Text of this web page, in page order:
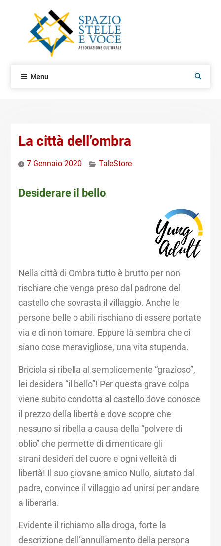
Menu Search
La città dell’ombra
7 Gennaio 2020 TaleStore
Desiderare il bello
Nella città di Ombra tutto è brutto per non
rischiare che venga preso dal padrone del
castello che sovrasta il villaggio. Anche le
persone belle o abili rischiano di essere portate
via e di non tornare. Eppure là sembra che ci
siano cose meravigliose, una vita stupenda.
Briciola si ribella al semplicemente “grazioso”,
lei desidera “il bello”! Per questa grave colpa
viene subito condotta al castello dove conosce
il prezzo della libertà e dove scopre che
nessuno si ribella a causa della “polvere di
oblio” che permette di dimenticare gli
strani desideri del cuore e ogni velleità di
libertà! Il suo giovane amico Nullo, aiutato dal
padre, convince il villaggio ad unirsi per andare
a liberarla. ​
Evidente il richiamo alla droga, forte la
descrizione dell’annullamento della persona